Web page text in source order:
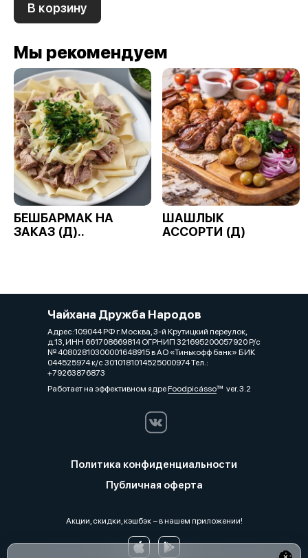
В корзину
Мы рекомендуем
БЕШБАРМАК НА
ЗАКАЗ (Д)..
ШАШЛЫК
АССОРТИ (Д)
Чайхана Дружба Народов
Адрес:109044 РФ г.Москва, 3-й Крутицкий переулок,
д.13, ИНН 661708669814 ОГРНИП 321695200057920 Р/с
№ 40802810300001648915 в АО «Тинькофф банк» БИК
044525974 к/с 3010181014525000974 Тел.:
+79263876873
Работает на эффективном ядреFoodpicássover. 3.2
Политика конфиденциальности
Публичная оферта
Акции, скидки, кэшбэк − в нашем приложении!